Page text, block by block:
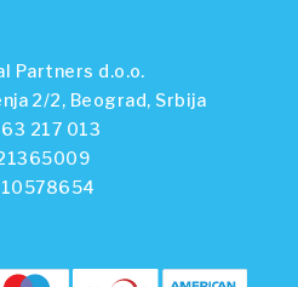
Partners d.o.o.
2/2, Beograd, Srbija
217 013